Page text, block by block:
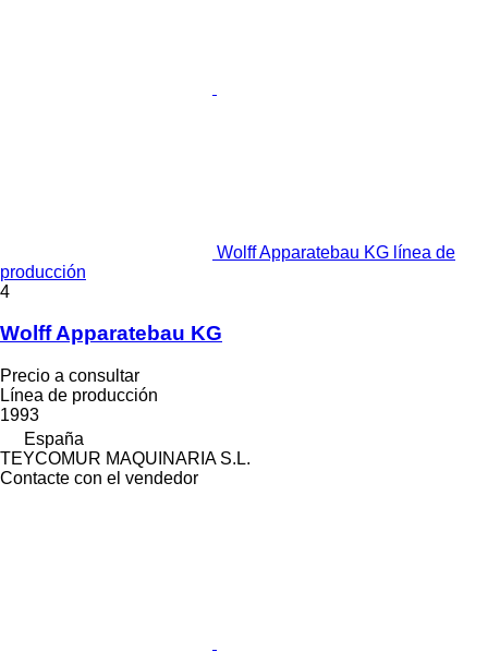
Wolff Apparatebau KG línea de
producción
4
Wolff Apparatebau KG
Precio a consultar
Línea de producción
1993
España
TEYCOMUR MAQUINARIA S.L.
Contacte con el vendedor